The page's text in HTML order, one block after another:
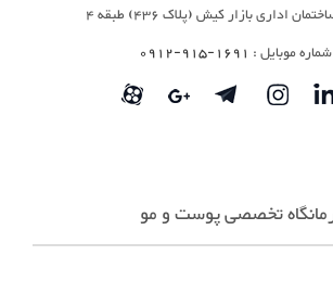
اداری بازار کیش (پلاک 436) طبقه 4
شماره موبایل : 1691-915-0912
تخصصی پوست و مو